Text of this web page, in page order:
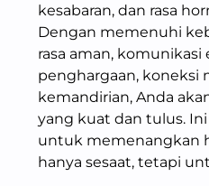
kesabaran, dan rasa
Dengan memenuhi
rasa aman, komunikasi
penghargaan, koneksi
kemandirian, Anda
yang kuat dan tulus.
untuk memenangkan
hanya sesaat, tetapi